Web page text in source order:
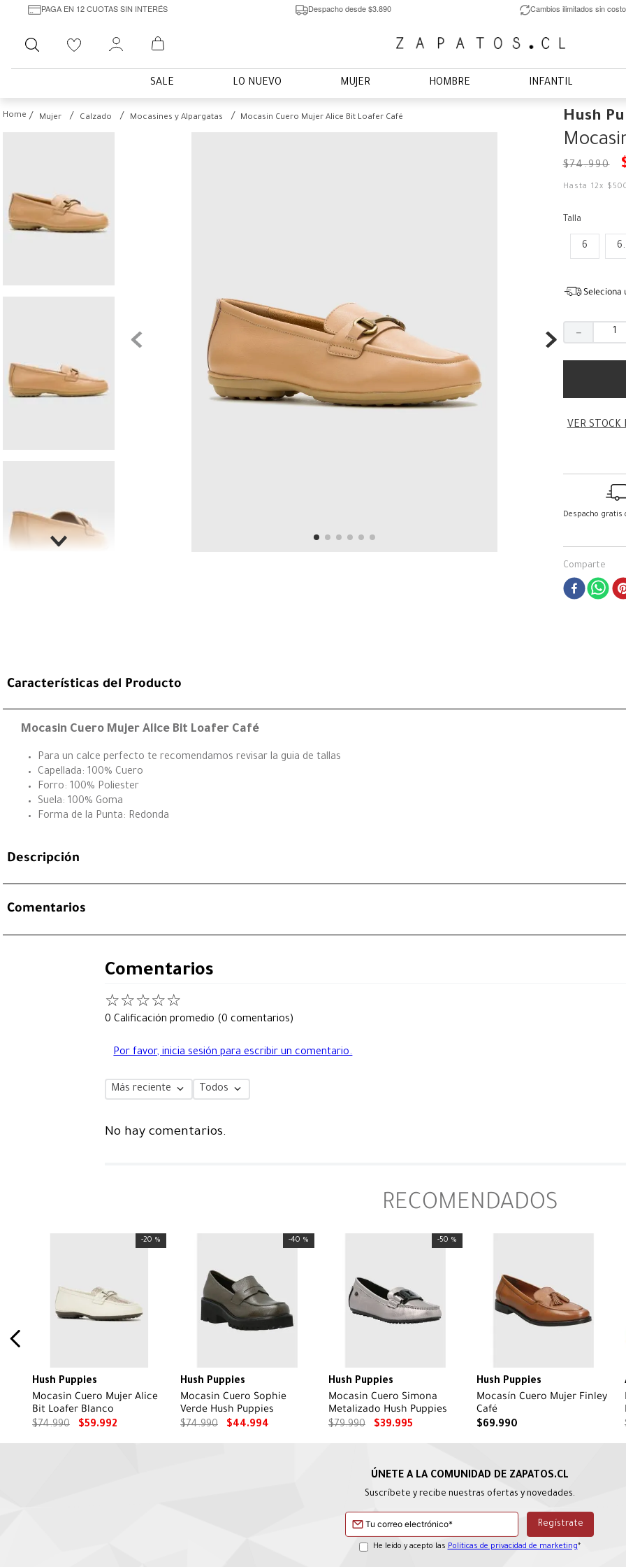
PAGA EN 12 CUOTAS SIN INTERÉS Despacho desde $3.890 Cambios ilimitados sin costo
Buscar
SALE LO NUEVO MUJER HOMBRE INFANTIL
Mujer Calzado Mocasines y Alpargatas Mocasin Cuero Mujer Alice Bit Loafer Café Hush
$74.990
Hasta 12x $
Talla
6
Seleciona
－
VER STOCK
Despacho gratis
Comparte
Características del Producto
Mocasin Cuero Mujer Alice Bit Loafer Café
Para un calce perfecto te recomendamos revisar la guia de tallas
Capellada: 100% Cuero
Forro: 100% Poliester
Suela: 100% Goma
Forma de la Punta: Redonda
Descripción
Comentarios
Comentarios
☆☆☆☆☆
0 Calificación promedio (0 comentarios)
Por favor, inicia sesión para escribir un comentario.
Más reciente Todos
No hay comentarios.
RECOMENDADOS
-20 %
Hush Puppies
Mocasin Cuero Mujer Alice
Bit Loafer Blanco
$74.990 $59.992
-40 %
Hush Puppies
Mocasin Cuero Sophie
Verde Hush Puppies
$74.990 $44.994
-50 %
Hush Puppies
Mocasin Cuero Simona
Metalizado Hush Puppies
$79.990 $39.995
Hush Puppies
Mocasín Cuero Mujer Finley
Café
$69.990
Suscríbete y recibe nuestras ofertas y novedades.
He leído y acepto las Políticas de privacidad de marketing*